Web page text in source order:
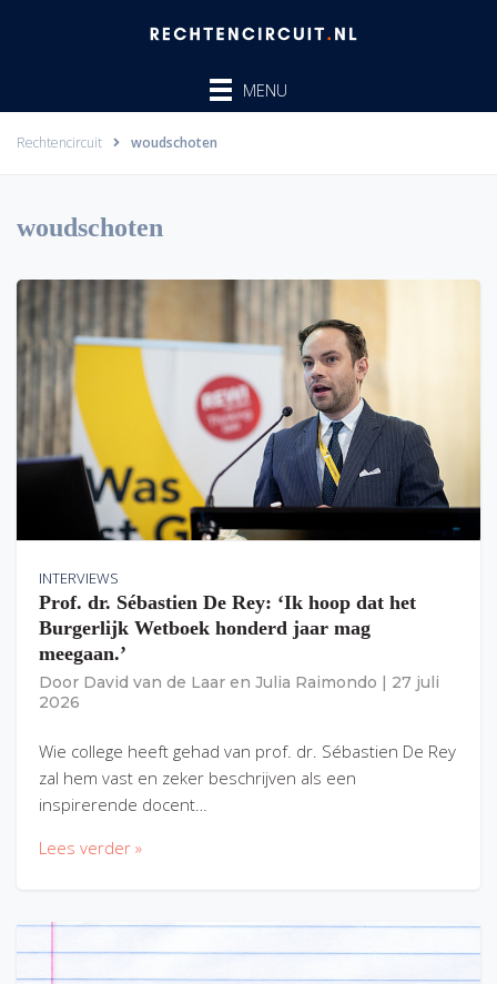
MENU
Rechtencircuit woudschoten
woudschoten
INTERVIEWS
Prof. dr. Sébastien De Rey: ‘Ik hoop dat het
Burgerlijk Wetboek honderd jaar mag
meegaan.’
Door David van de Laar en Julia Raimondo
27 juli
2026
Wie college heeft gehad van prof. dr. Sébastien De Rey
zal hem vast en zeker beschrijven als een
inspirerende docent…
Lees verder »